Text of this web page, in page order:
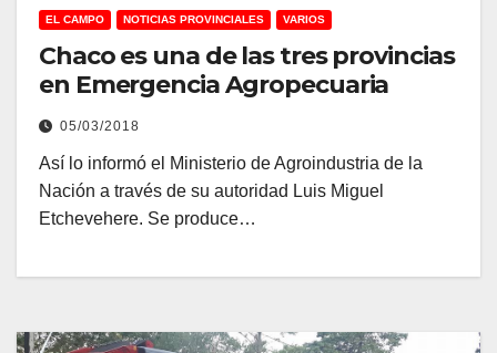
EL CAMPO NOTICIAS PROVINCIALES VARIOS
Chaco es una de las tres provincias
en Emergencia Agropecuaria
05/03/2018
Así lo informó el Ministerio de Agroindustria de la
Nación a través de su autoridad Luis Miguel
Etchevehere. Se produce…